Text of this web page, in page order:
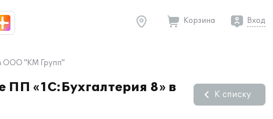
Корзина Вход
в ООО "КМ Групп"
ПП «1С:Бухгалтерия 8» в
К списку